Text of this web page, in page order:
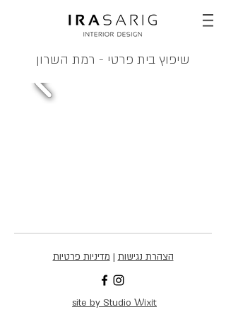
שיפוץ בית פרטי - רמת השרון
הצהרת נגישות | מדיניות פרטיות
site by Studio Wixit